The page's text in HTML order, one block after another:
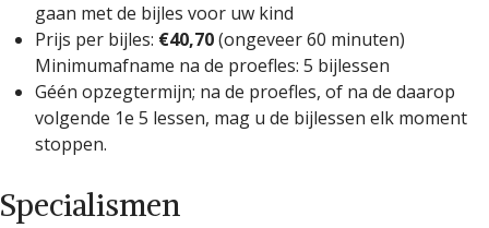
gaan met de bijles voor uw kind
Prijs per bijles: €40,70(ongeveer 60 minuten)
Minimumafname na de proefles: 5 bijlessen
Géén opzegtermijn; na de proefles, of na de daarop
volgende 1e 5 lessen, mag u de bijlessen elk moment
stoppen.
Specialismen